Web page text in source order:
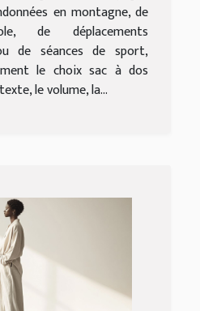
en montagne, de
de déplacements
de séances de sport,
le choix sac à dos
le volume, la...